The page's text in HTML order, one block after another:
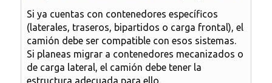
Si ya cuentas con contenedores específicos
(laterales, traseros, bipartidos o carga frontal), el
camión debe ser compatible con esos sistemas.
Si planeas migrar a contenedores mecanizados o
de carga lateral, el camión debe tener la
estructura adecuada para ello.